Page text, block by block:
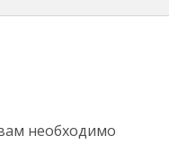
необходимо